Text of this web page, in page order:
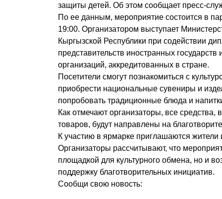
защиты детей. Об этом сообщает пресс-
По ее данным, мероприятие состоится в
19:00. Организатором выступает
Кыргызской Республики при содействии
представительств иностранных
организаций, аккредитованных в стране.
Посетители смогут познакомиться с
приобрести национальные сувениры и
попробовать традиционные блюда и
Как отмечают организаторы, все
товаров, будут направлены на
К участию в ярмарке приглашаются жители
Организаторы рассчитывают, что
площадкой для культурного обмена, но и
поддержку благотворительных инициатив.
Сообщи свою новость: